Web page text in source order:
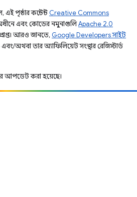
পৃষ্ঠার কন্টেন্ট Creative Commons
এবং কোডের নমুনাগুলিApache 2.0
আরও জানতে, Google Developers সাইট
অথবা তার অ্যাফিলিয়েট সংস্থার রেজিস্টার্ড
আপডেট করা হয়েছে।